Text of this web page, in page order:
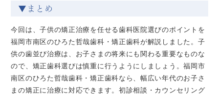
▼まとめ
今回は、子供の矯正治療を任せる歯科医院選びのポイントを
福岡市南区のひろた哲哉歯科・矯正歯科が解説しました。子
供の歯並び治療は、お子さまの将来にも関わる重要なものな
ので、矯正歯科選びは慎重に行うようにしましょう。福岡市
南区のひろた哲哉歯科・矯正歯科なら、幅広い年代のお子さ
まの矯正に治療に対応できます。初診相談・カウンセリング